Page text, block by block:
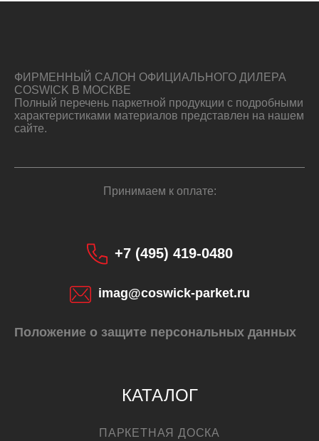
ФИРМЕННЫЙ САЛОН ОФИЦИАЛЬНОГО ДИЛЕРА
COSWICK В МОСКВЕ
Полный перечень паркетной продукции с подробными
характеристиками материалов представлен на нашем
сайте.
Принимаем к оплате:
+7 (495) 419-0480
imag@coswick-parket.ru
Положение о защите персональных данных
КАТАЛОГ
ПАРКЕТНАЯ ДОСКА